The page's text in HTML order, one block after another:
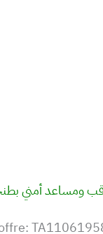
ومساعد أمني